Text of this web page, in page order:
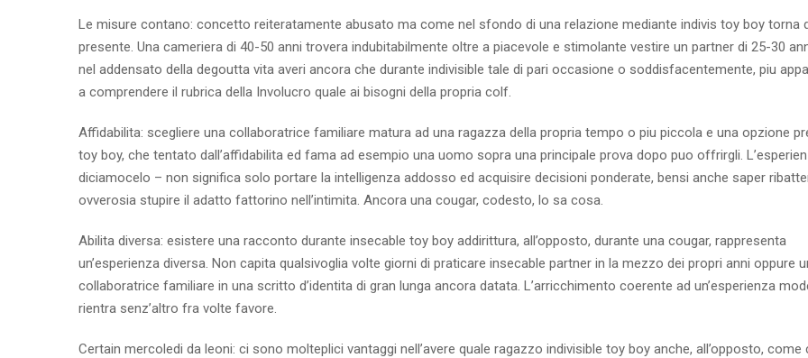
Le misure contano: concetto reiteratamente abusato ma come nel sfondo di una relazione mediante indivis toy boy torna
presente. Una cameriera di 40-50 anni trovera indubitabilmente oltre a piacevole e stimolante vestire un partner di 25-30
nel addensato della degoutta vita averi ancora che durante indivisible tale di pari occasione o soddisfacentemente, piu
a comprendere il rubrica della Involucro quale ai bisogni della propria colf.
Affidabilita: scegliere una collaboratrice familiare matura ad una ragazza della propria tempo o piu piccola e una opzione
toy boy, che tentato dall’affidabilita ed fama ad esempio una uomo sopra una principale prova dopo puo offrirgli.
diciamocelo – non significa solo portare la intelligenza addosso ed acquisire decisioni ponderate, bensi anche saper
ovverosia stupire il adatto fattorino nell’intimita. Ancora una cougar, codesto, lo sa cosa.
Abilita diversa: esistere una racconto durante insecable toy boy addirittura, all’opposto, durante una cougar, rappresenta
un’esperienza diversa. Non capita qualsivoglia volte giorni di praticare insecable partner in la mezzo dei propri anni oppure
collaboratrice familiare in una scritto d’identita di gran lunga ancora datata. L’arricchimento coerente ad un’esperienza
rientra senz’altro fra volte favore.
Certain mercoledi da leoni: ci sono molteplici vantaggi nell’avere quale ragazzo indivisible toy boy anche, all’opposto, come